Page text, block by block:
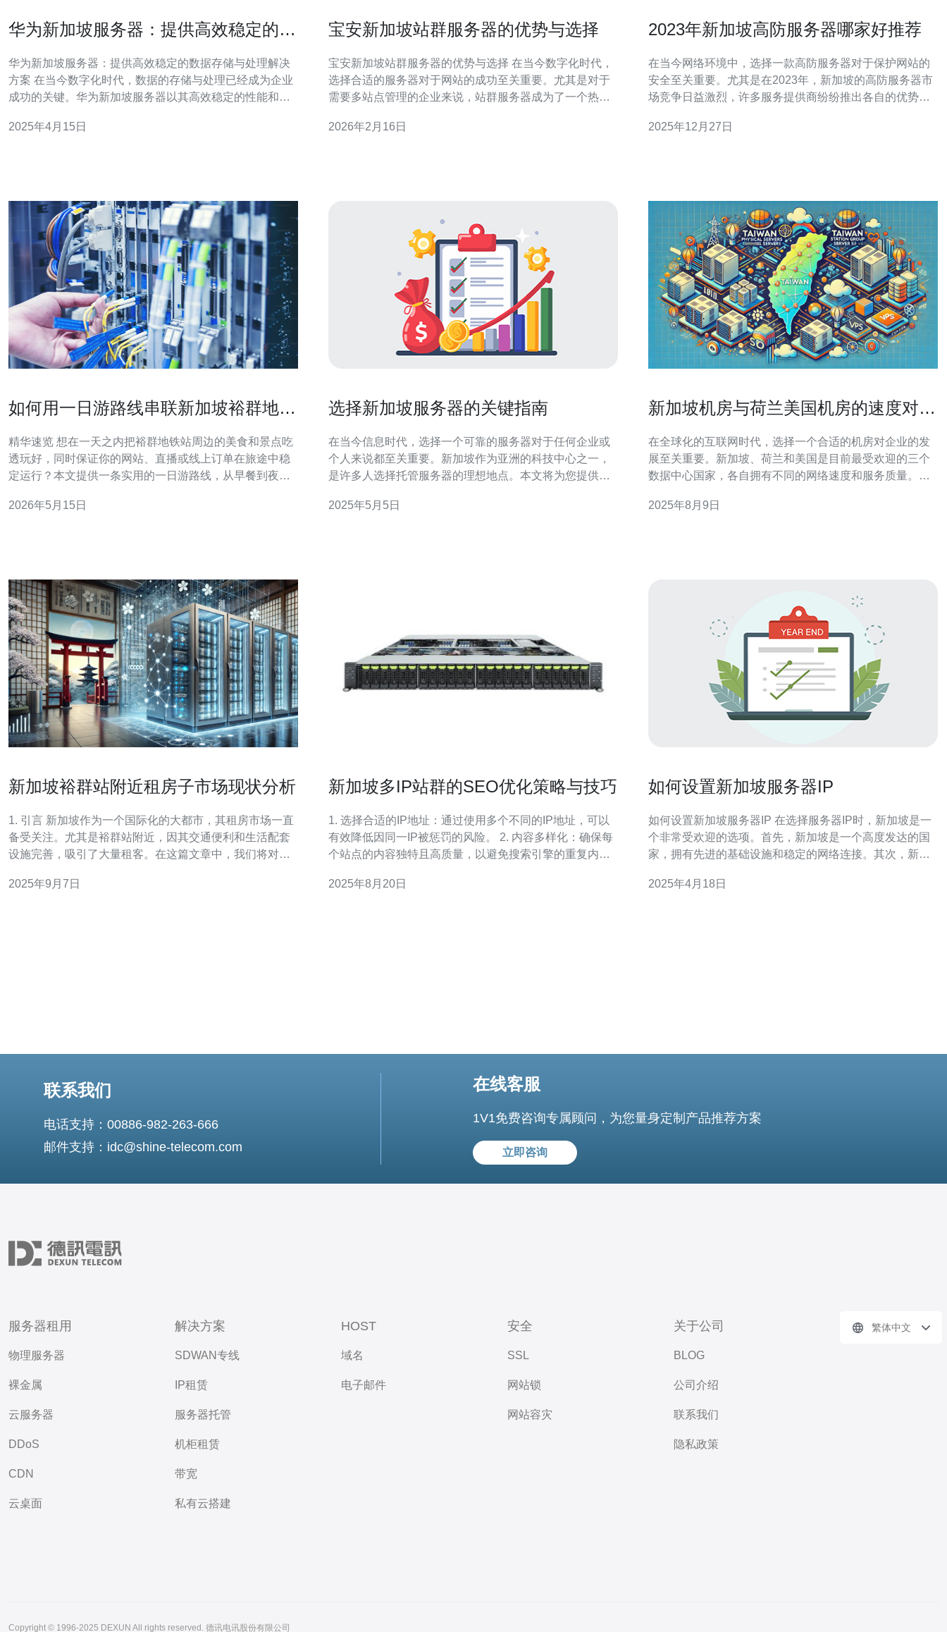
华为新加坡服务器：提供高效稳定的数
华为新加坡服务器：提供高效稳定的数据存储与处理解决
方案 在当今数字化时代，数据的存储与处理已经成为企业
成功的关键。华为新加坡服务器以其高效稳定的性能和先
案。本文将介绍华为新加坡服务器的优势和特点。 华为新
2025年4月15日
宝安新加坡站群服务器的优势与选择
宝安新加坡站群服务器的优势与选择 在当今数字化时代，
选择合适的服务器对于网站的成功至关重要。尤其是对于
需要多站点管理的企业来说，站群服务器成为了一个热门
择指南，帮助您在众多选项中做出明智的决策。 以下是宝
2026年2月16日
2023年新加坡高防服务器哪家好推荐
在当今网络环境中，选择一款高防服务器对于保护网站的
安全至关重要。尤其是在2023年，新加坡的高防服务器市
场竞争日益激烈，许多服务提供商纷纷推出各自的优势产
将为您详细评测新加坡的高防服务器，帮助您做出明智的
2025年12月27日
如何用一日游路线串联新加坡裕群地铁
精华速览 想在一天之内把裕群地铁站周边的美食和景点吃
透玩好，同时保证你的网站、直播或线上订单在旅途中稳
定运行？本文提供一条实用的一日游路线，从早餐到夜宵
适的服务器/VPS、配置域名与SSL、利用CDN加速图片与
2026年5月15日
选择新加坡服务器的关键指南
在当今信息时代，选择一个可靠的服务器对于任何企业或
个人来说都至关重要。新加坡作为亚洲的科技中心之一，
是许多人选择托管服务器的理想地点。本文将为您提供选
络连接的服务器是至关重要的。新加坡作为亚洲的网络枢
2025年5月5日
新加坡机房与荷兰美国机房的速度对比
在全球化的互联网时代，选择一个合适的机房对企业的发
展至关重要。新加坡、荷兰和美国是目前最受欢迎的三个
数据中心国家，各自拥有不同的网络速度和服务质量。本
时做出明智的决定。无论是追求快速响应的用户体验，还
2025年8月9日
新加坡裕群站附近租房子市场现状分析
1. 引言 新加坡作为一个国际化的大都市，其租房市场一直
备受关注。尤其是裕群站附近，因其交通便利和生活配套
设施完善，吸引了大量租客。在这篇文章中，我们将对裕
VPS、主机和域名等技术相关内容，为读者提供全面的信
2025年9月7日
新加坡多IP站群的SEO优化策略与技巧
1. 选择合适的IP地址：通过使用多个不同的IP地址，可以
有效降低因同一IP被惩罚的风险。 2. 内容多样化：确保每
个站点的内容独特且高质量，以避免搜索引擎的重复内容
接策略能显著提升站群的整体SEO表现。 在如今竞争激烈
2025年8月20日
如何设置新加坡服务器IP
如何设置新加坡服务器IP 在选择服务器IP时，新加坡是一
个非常受欢迎的选项。首先，新加坡是一个高度发达的国
家，拥有先进的基础设施和稳定的网络连接。其次，新加
具有优越的地理位置。同时，新加坡的政府也非常支持科
2025年4月18日
联系我们
电话支持：00886-982-263-666
邮件支持：idc@shine-telecom.com
在线客服
1V1免费咨询专属顾问，为您量身定制产品推荐方案
立即咨询
服务器租用
物理服务器
裸金属
云服务器
DDoS
CDN
云桌面
解决方案
SDWAN专线
IP租赁
服务器托管
机柜租赁
带宽
私有云搭建
HOST
域名
电子邮件
安全
SSL
网站锁
网站容灾
关于公司
BLOG
公司介绍
联系我们
隐私政策
繁体中文
Copyright © 1996-2025 DEXUN All rights reserved. 德讯电讯股份有限公司